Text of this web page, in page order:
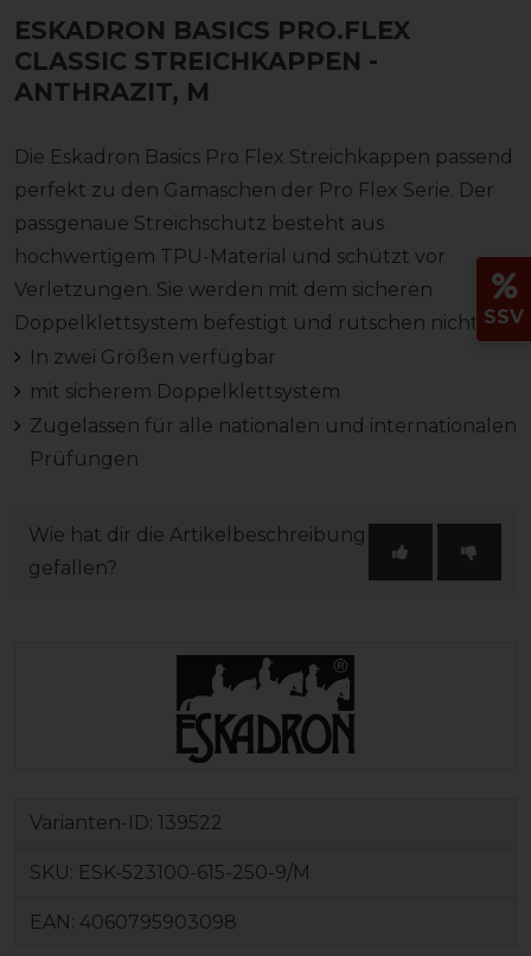
ESKADRON BASICS PRO.FLEX
CLASSIC STREICHKAPPEN -
ANTHRAZIT, M
Die Eskadron Basics Pro Flex Streichkappen passend
perfekt zu den Gamaschen der Pro Flex Serie. Der
passgenaue Streichschutz besteht aus
hochwertigem TPU-Material und schützt vor
Verletzungen. Sie werden mit dem sicheren
Doppelklettsystem befestigt und rutschen nicht.
In zwei Größen verfügbar
mit sicherem Doppelklettsystem
Zugelassen für alle nationalen und internationalen
Prüfungen
Wie hat dir die Artikelbeschreibung
gefallen?
Varianten-ID: 139522
SKU: ESK-523100-615-250-9/M
EAN: 4060795903098
SSV